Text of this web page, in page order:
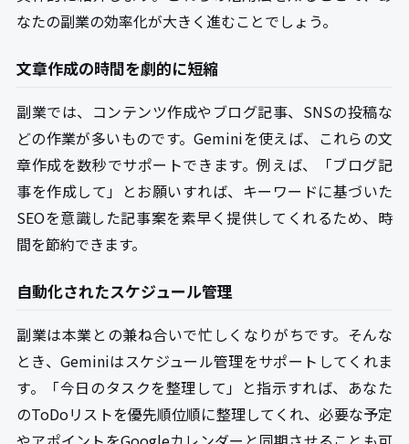
なたの副業の効率化が大きく進むことでしょう。
文章作成の時間を劇的に短縮
副業では、コンテンツ作成やブログ記事、SNSの投稿な
どの作業が多いものです。Geminiを使えば、これらの文
章作成を数秒でサポートできます。例えば、「ブログ記
事を作成して」とお願いすれば、キーワードに基づいた
SEOを意識した記事案を素早く提供してくれるため、時
間を節約できます。
自動化されたスケジュール管理
副業は本業との兼ね合いで忙しくなりがちです。そんな
とき、Geminiはスケジュール管理をサポートしてくれま
す。「今日のタスクを整理して」と指示すれば、あなた
のToDoリストを優先順位順に整理してくれ、必要な予定